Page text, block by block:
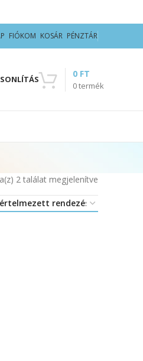
FIÓKOM KOSÁR PÉNZTÁR
0termék
0 FT
2 találat megjelenítve